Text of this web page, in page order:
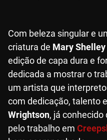
Com beleza singular e
criatura de Mary Shelley
edição de capa dura e
dedicada a mostrar o
um artista que
com dedicação, talento
Wrightson, já
pelo trabalho em